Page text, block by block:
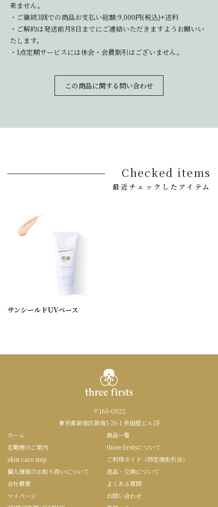
来ません。
・ご継続3回での商品お支払い総額:9,000円(税込)+送料
・ご解約は発送前月8日までにご連絡いただきますようお願いい
たします。
・1点定期サービスには休会・会員割引はございません。
この商品に関する問い合わせ
Checked items
最近チェックしたアイテム
サンシールドUVベース
〒160-0022
東京都新宿区新宿1-26-1 長田屋ビル2F
ホーム
商品一覧
定期便のご案内
three firstsについて
skin care step
ご利用ガイド（特定商取引法）
個人情報のお取り扱いについて
返品・交換について
会社概要
よくある質問
マイページ
お問い合わせ